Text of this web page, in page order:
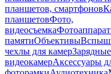
планшетов, смартфонов
планшетовФото,
видеосъемка
памятиОбъективы
чехлы для камер
видеокамерАксессуары